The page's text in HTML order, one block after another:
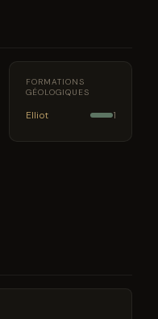
FORMATIONS
GÉOLOGIQUES
Elliot 1